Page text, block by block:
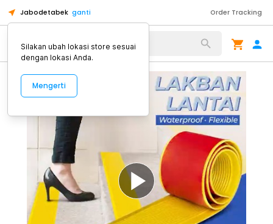
Jabodetabek ganti Order Tracking
Alat Kopi
Silakan ubah lokasi store sesuai
dengan lokasi Anda.
Mengerti